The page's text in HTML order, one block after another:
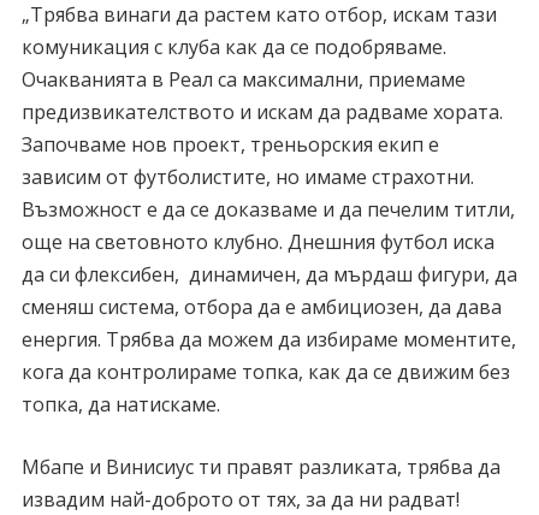
„Трябва винаги да растем като отбор, искам тази
комуникация с клуба как да се подобряваме.
Очакванията в Реал са максимални, приемаме
предизвикателството и искам да радваме хората.
Започваме нов проект, треньорския екип е
зависим от футболистите, но имаме страхотни.
Възможност е да се доказваме и да печелим титли,
още на световното клубно. Днешния футбол иска
да си флексибен, динамичен, да мърдаш фигури, да
сменяш система, отбора да е амбициозен, да дава
енергия. Трябва да можем да избираме моментите,
кога да контролираме топка, как да се движим без
топка, да натискаме.
Мбапе и Винисиус ти правят разликата, трябва да
извадим най-доброто от тях, за да ни радват!